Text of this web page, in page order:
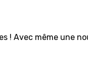
! Avec même une